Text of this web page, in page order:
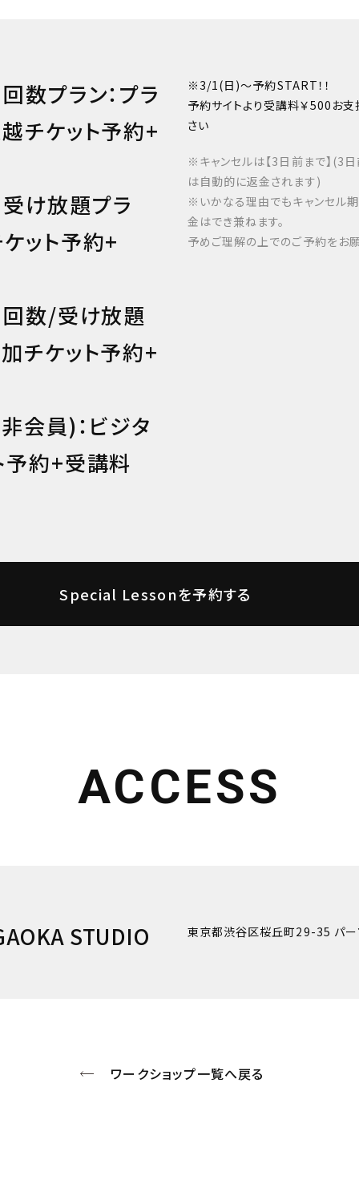
数プラン：プラ
チケット予約+
け放題プラ
ット予約+
数/受け放題
チケット予約+
会員)：ビジタ
予約+受講料
※3/1(日)〜予約START！！
予約サイトより受講料￥500お支
さい
※キャンセルは【3日前まで】(3
は自動的に返金されます)
※いかなる理由でもキャンセル
金はでき兼ねます。
予めご理解の上でのご予約をお願
Special Lessonを予約する
ACCESS
STUDIO 東京都渋谷区桜丘町29-35 パー
ワークショップ一覧へ戻る